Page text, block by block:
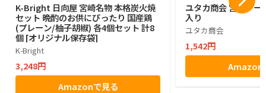
K-Bright 日向屋 宮崎名物 本格炭火焼
セット 晩酌のお供にぴったり 国産鶏
(プレーン/柚子胡椒) 各4個セット 計8
個 [オリジナル保存袋]
K-Bright
3,248円
Amazonで見る
ユタカ商会 宮崎チー
入り
ユタカ商会
1,542円
Amazon